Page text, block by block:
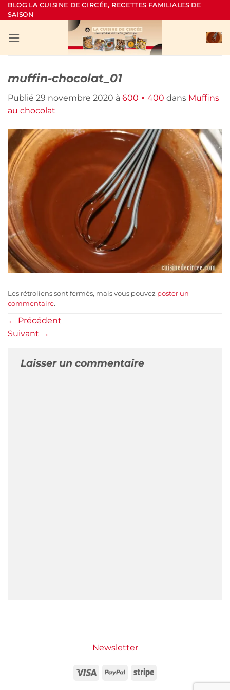
Passer
au
BLOG LA CUISINE DE CIRCÉE, RECETTES FAMILIALES DE
SAISON
muffin-chocolat_01
Publié 29 novembre 2020 à 600 × 400 dans Muffins
au chocolat
Les rétroliens sont fermés, mais vous pouvez poster un
commentaire.
← Précédent
Suivant →
Laisser un commentaire
Newsletter
Visa PayPal Stripe